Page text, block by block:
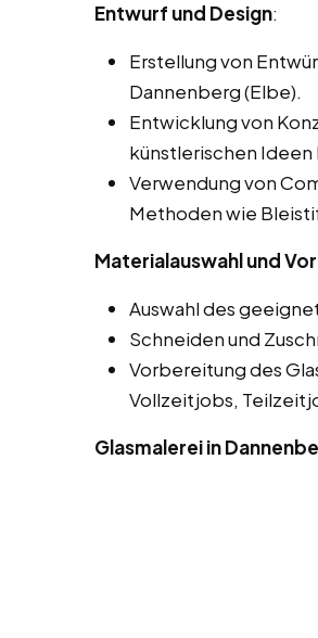
Entwurf und Design:
Erstellung von
Dannenberg (Elbe).
Entwicklung von
künstlerischen Ideen
Verwendung von
Methoden wie
Materialauswahl und
Auswahl des
Schneiden und
Vorbereitung des
Vollzeitjobs,
Glasmalerei in